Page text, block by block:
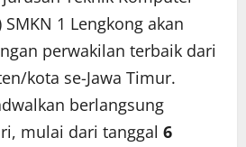
SMKN 1 Lengkong akan
perwakilan terbaik dari
kota se-Jawa Timur.
berlangsung
mulai dari tanggal 6